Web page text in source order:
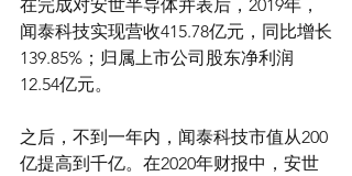
在完成对安世半导体并表后，2019年，
闻泰科技实现营收415.78亿元，同比增长
139.85%；归属上市公司股东净利润
12.54亿元。
之后，不到一年内，闻泰科技市值从200
亿提高到千亿。在2020年财报中，安世